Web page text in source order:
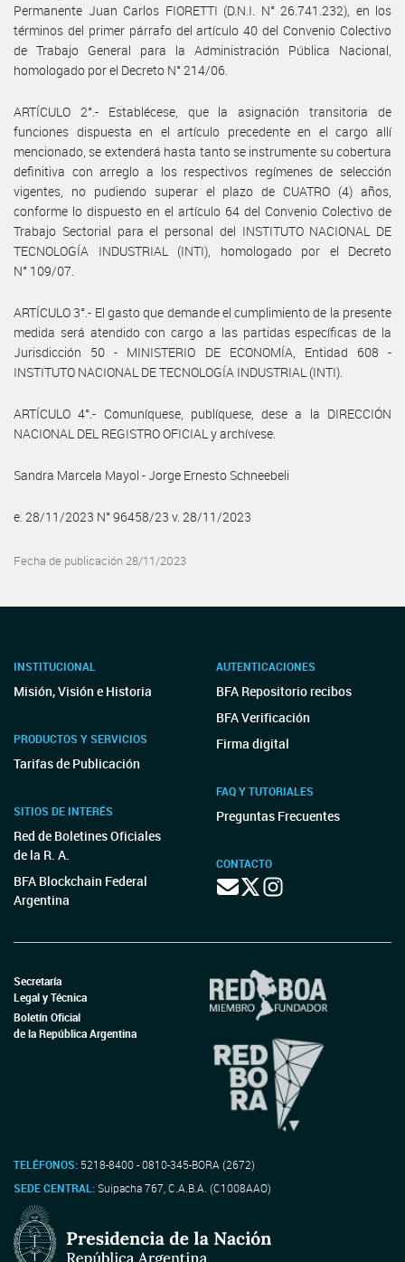
Permanente Juan Carlos FIORETTI (D.N.I. N° 26.741.232), en los
términos del primer párrafo del artículo 40 del Convenio Colectivo
de Trabajo General para la Administración Pública Nacional,
homologado por el Decreto N° 214/06.
ARTÍCULO 2°.- Establécese, que la asignación transitoria de
funciones dispuesta en el artículo precedente en el cargo allí
mencionado, se extenderá hasta tanto se instrumente su cobertura
definitiva con arreglo a los respectivos regímenes de selección
vigentes, no pudiendo superar el plazo de CUATRO (4) años,
conforme lo dispuesto en el artículo 64 del Convenio Colectivo de
Trabajo Sectorial para el personal del INSTITUTO NACIONAL DE
TECNOLOGÍA INDUSTRIAL (INTI), homologado por el Decreto
N° 109/07.
ARTÍCULO 3°.- El gasto que demande el cumplimiento de la presente
medida será atendido con cargo a las partidas específicas de la
Jurisdicción 50 - MINISTERIO DE ECONOMÍA, Entidad 608 -
INSTITUTO NACIONAL DE TECNOLOGÍA INDUSTRIAL (INTI).
ARTÍCULO 4°.- Comuníquese, publíquese, dese a la DIRECCIÓN
NACIONAL DEL REGISTRO OFICIAL y archívese.
Sandra Marcela Mayol - Jorge Ernesto Schneebeli
e. 28/11/2023 N° 96458/23 v. 28/11/2023
Fecha de publicación 28/11/2023
INSTITUCIONAL
Misión, Visión e Historia
PRODUCTOS Y SERVICIOS
Tarifas de Publicación
SITIOS DE INTERÉS
Red de Boletines Oficiales
de la R. A.
BFA Blockchain Federal
Argentina
AUTENTICACIONES
BFA Repositorio recibos
BFA Verificación
Firma digital
FAQ Y TUTORIALES
Preguntas Frecuentes
CONTACTO
Secretaría
Legal y Técnica
Boletín Oficial
de la República Argentina
TELÉFONOS: 5218-8400 - 0810-345-BORA (2672)
SEDE CENTRAL:Suipacha 767, C.A.B.A. (C1008AAO)